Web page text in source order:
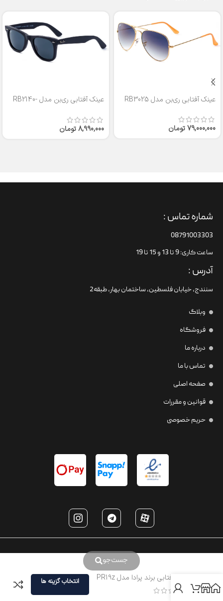
عینک آفتابی ری‌بن مدل RB3025
79,000,000تومان
عینک آفتابی ری‌بن مدل RB2140-
8,990,000تومان
جست‌جو
شماره تماس :
08791003303
ساعت کاری: 9 تا 13 و 15 تا 19
آدرس :
سنندج، خیابان فلسطین،‌ ساختمان بهار، طبقه2
وبلاگ
فروشگاه
درباره ما
تماس با ما
صفحه اصلی
قوانین و مقررات
حریم خصوصی
عینک افتابی برند پرادا مدل PR19z انتخاب گزینه ها